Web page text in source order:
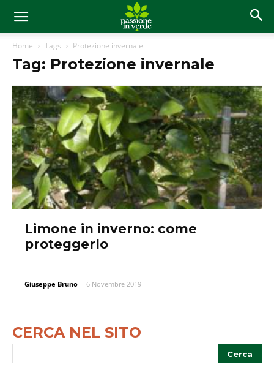
Home Tags Protezione invernale
Tag: Protezione invernale
Limone in inverno: come
proteggerlo
Giuseppe Bruno - 6 Novembre 2019
CERCA NEL SITO